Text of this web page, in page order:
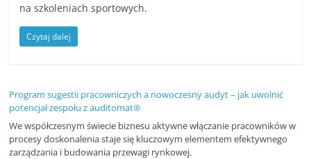
j
k
o
l
na szkoleniach sportowych.
Czytaj dalej
Program sugestii pracowniczych a nowoczesny audyt – jak uwolnić
potencjał zespołu z auditomat®
We współczesnym świecie biznesu aktywne włączanie pracowników w
procesy doskonalenia staje się kluczowym elementem efektywnego
zarządzania i budowania przewagi rynkowej.